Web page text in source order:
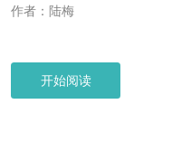
作者：陆梅
开始阅读